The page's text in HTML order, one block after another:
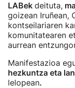
LABek deituta,
goizean Iruñean,
kontseilariaren
komunitatearen
aurrean
Manifestazioa
hezkuntza eta
lelopean.